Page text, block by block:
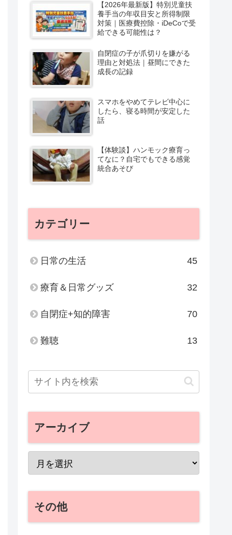
【2026年最新版】特別児童扶
養手当の年収目安と所得制限
対策｜医療費控除・iDeCoで受
給できる可能性は？
自閉症の子が爪切りを嫌がる
理由と対処法｜昼間にできた
成長の記録
スマホをやめてテレビ中心に
したら、寝る時間が安定した
話
【体験談】ハンモック療育っ
てなに？自宅でもできる感覚
統合あそび
カテゴリー
日常の生活 45
療育＆日常グッズ 32
自閉症+知的障害 70
難聴 13
アーカイブ
その他